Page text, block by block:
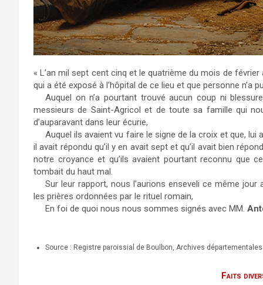
« L’an mil sept cent cinq et le quatrième du mois de
qui a été exposé à l’hôpital de ce lieu et que personne n’a
Auquel on n’a pourtant trouvé aucun coup ni
messieurs de Saint-Agricol et de toute sa famille qui
d’auparavant dans leur écurie,
Auquel ils avaient vu faire le signe de la croix et que, lui
il avait répondu qu’il y en avait sept et qu’il avait bien
notre croyance et qu’ils avaient pourtant reconnu que
tombait du haut mal.
Sur leur rapport, nous l’aurions enseveli ce même
les prières ordonnées par le rituel romain,
En foi de quoi nous nous sommes signés avec MM.
Source : Registre paroissial de Boulbon, Archives
Faits